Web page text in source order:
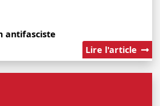
antifasciste
Lire l'article